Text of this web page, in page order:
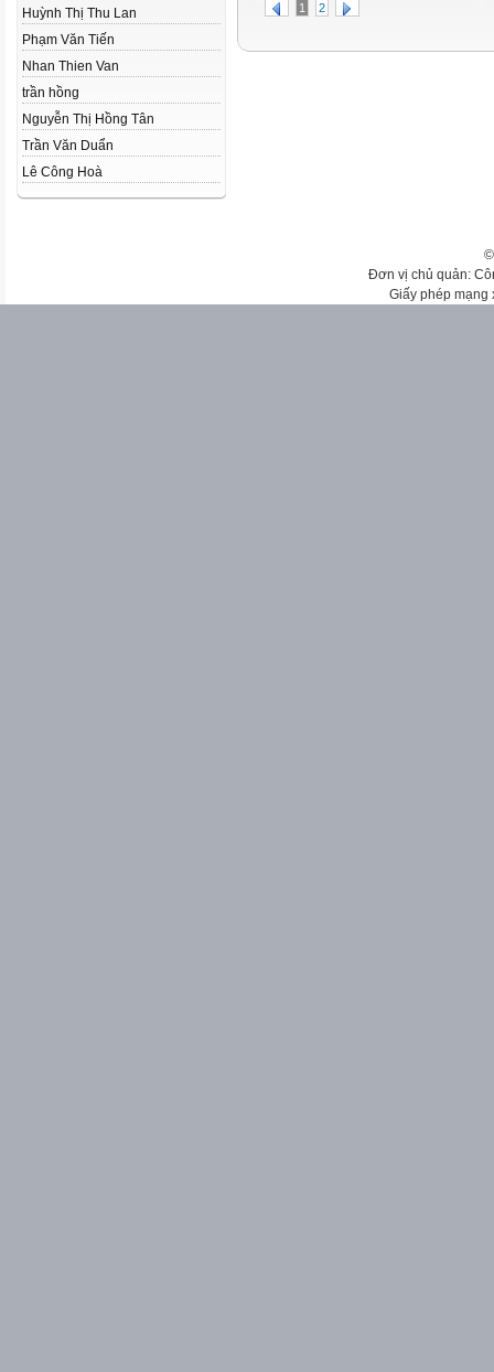
Huỳnh Thị Thu Lan
Phạm Văn Tiến
Nhan Thien Van
trần hồng
Nguyễn Thị Hồng Tân
Trần Văn Duẩn
Lê Công Hoà
1 2
Đơn vị chủ quản:
Giấy phép mạng